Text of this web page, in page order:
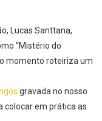
Lucas Santtana,
“Mistério do
momento roteiriza um
gravada no nosso
colocar em prática as